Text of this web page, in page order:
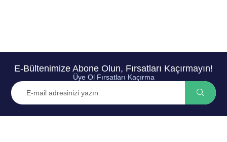
E-Bültenimize Abone Olun, Fırsatları Kaçırmayın!
Üye Ol Fırsatları Kaçırma